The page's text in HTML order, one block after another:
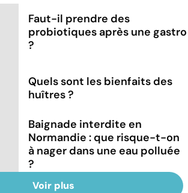
Faut-il prendre des
probiotiques après une gastro
?
Quels sont les bienfaits des
huîtres ?
Baignade interdite en
Normandie : que risque-t-on
à nager dans une eau polluée
?
Voir plus